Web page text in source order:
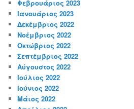
Φεβρουάριος 2023
Ιανουάριος 2023
Δεκέμβριος 2022
Νοέμβριος 2022
Οκτώβριος 2022
Σεπτέμβριος 2022
Αύγουστος 2022
Ιούλιος 2022
Ιούνιος 2022
Μάιος 2022